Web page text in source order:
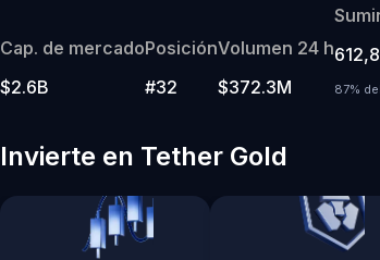
Cap. de mercado
$2.6B
Posición
#32
Volumen 24 h
$372.3M
87%
Invierte en Tether Gold